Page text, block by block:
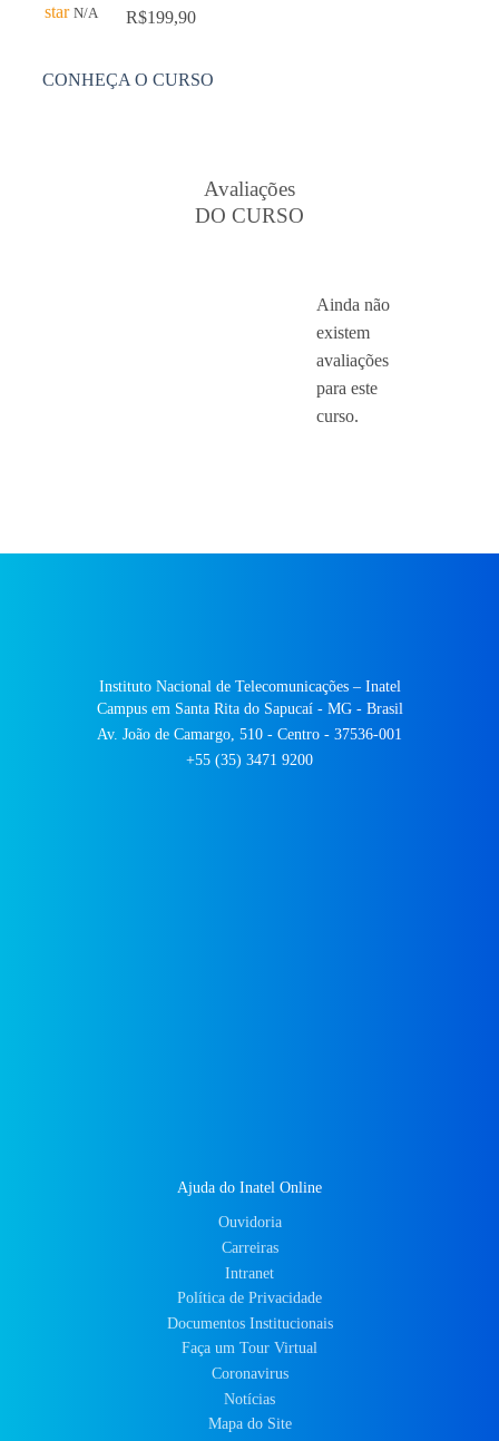
star N/A R$199,90
CONHEÇA O CURSO
Avaliações
DO CURSO
Ainda não
existem
avaliações
para este
curso.
Instituto Nacional de Telecomunicações – Inatel
Campus em Santa Rita do Sapucaí - MG - Brasil
Av. João de Camargo, 510 - Centro - 37536-001
+55 (35) 3471 9200
Ajuda do Inatel Online
Ouvidoria
Carreiras
Intranet
Política de Privacidade
Documentos Institucionais
Faça um Tour Virtual
Coronavirus
Notícias
Mapa do Site